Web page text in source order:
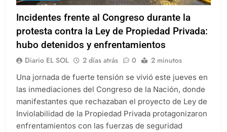
Incidentes frente al Congreso durante la
protesta contra la Ley de Propiedad Privada:
hubo detenidos y enfrentamientos
Diario EL SOL 2 días atrás 0 2 minutos
Una jornada de fuerte tensión se vivió este jueves en
las inmediaciones del Congreso de la Nación, donde
manifestantes que rechazaban el proyecto de Ley de
Inviolabilidad de la Propiedad Privada protagonizaron
enfrentamientos con las fuerzas de seguridad